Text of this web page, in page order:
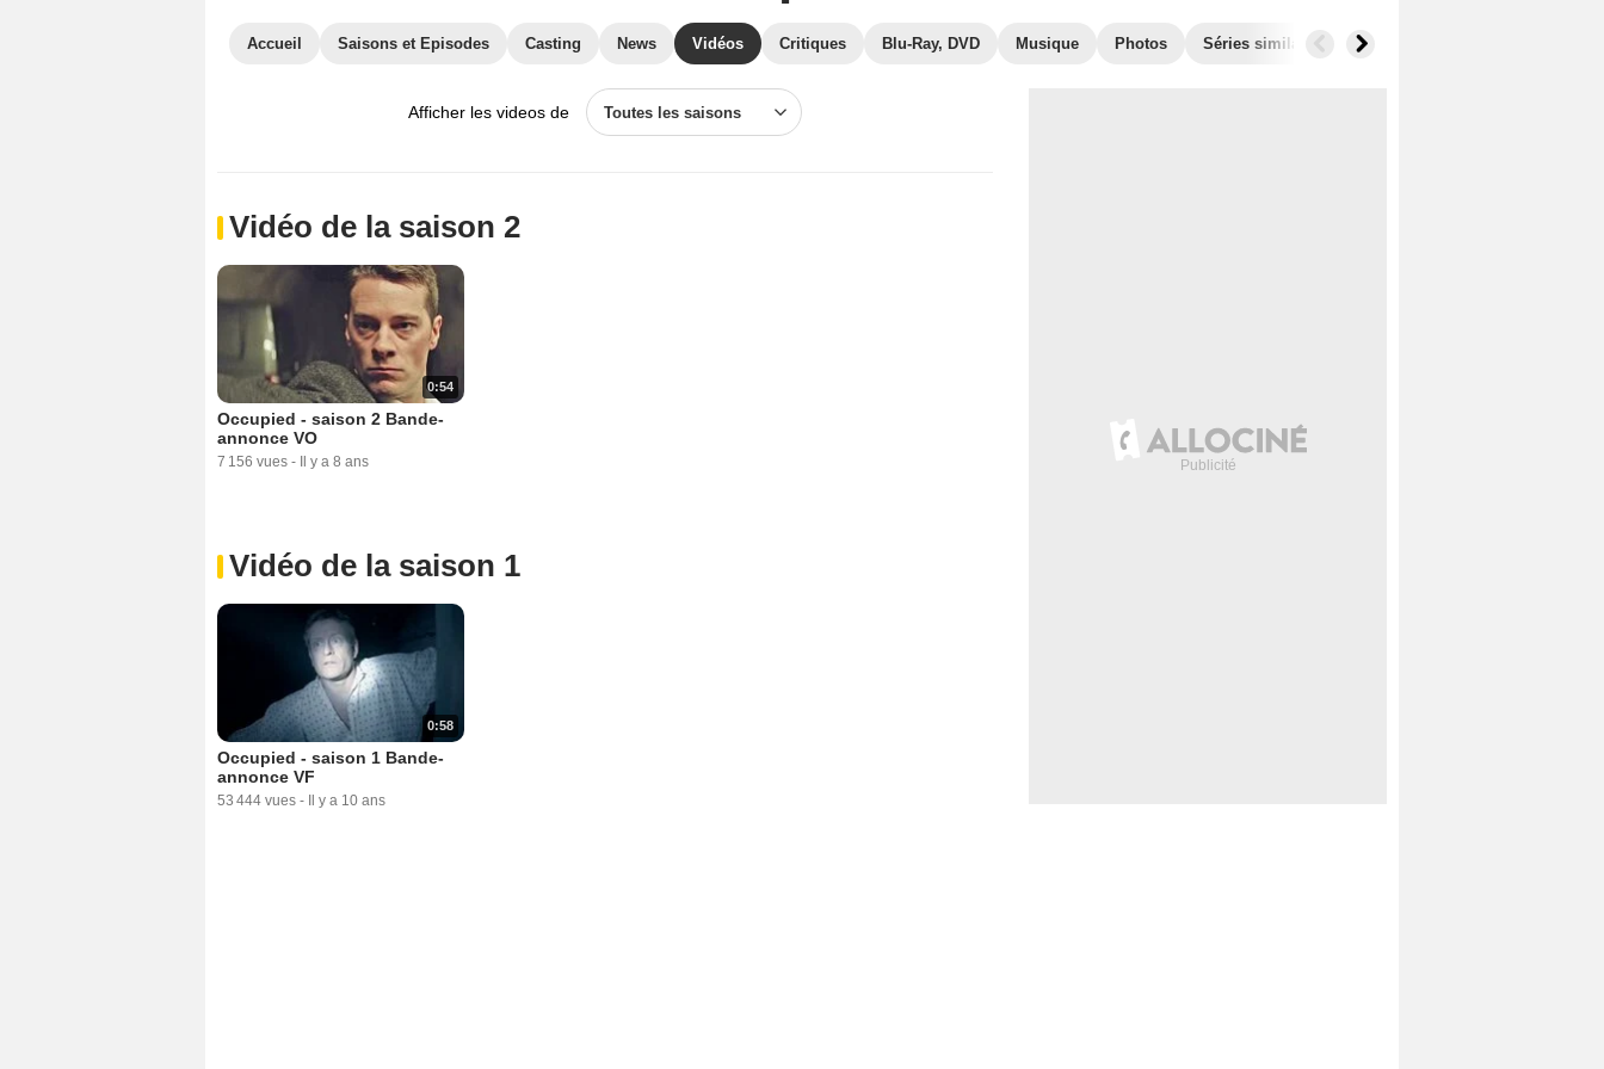
Accueil Saisons et Episodes Casting News Vidéos Critiques Blu-Ray, DVD Musique Photos Séries similaires
Afficher les videos de Toutes les saisons
Vidéo de la saison 2
0:54
Occupied - saison 2 Bande-
annonce VO
7 156 vues - Il y a 8 ans
Vidéo de la saison 1
0:58
Occupied - saison 1 Bande-
annonce VF
53 444 vues - Il y a 10 ans